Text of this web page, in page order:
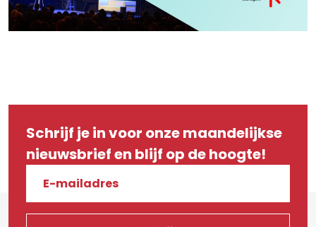
Schrijf je in voor onze maandelijkse
nieuwsbrief en blijf op de hoogte!